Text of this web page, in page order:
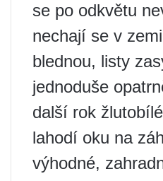
se po odkvětu
nechají se v
blednou, listy
jednoduše
další rok
lahodí oku na
výhodné,